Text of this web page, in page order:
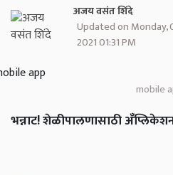
अजय वसंत शिंदे
Updated on Monday,
2021 01:31 PM
mobile
भन्नाट!शेळीपालणासाठी